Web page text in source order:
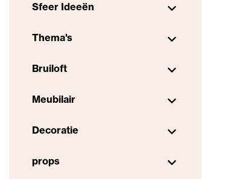
Sfeer Ideeën
Thema's
Bruiloft
Meubilair
Decoratie
props